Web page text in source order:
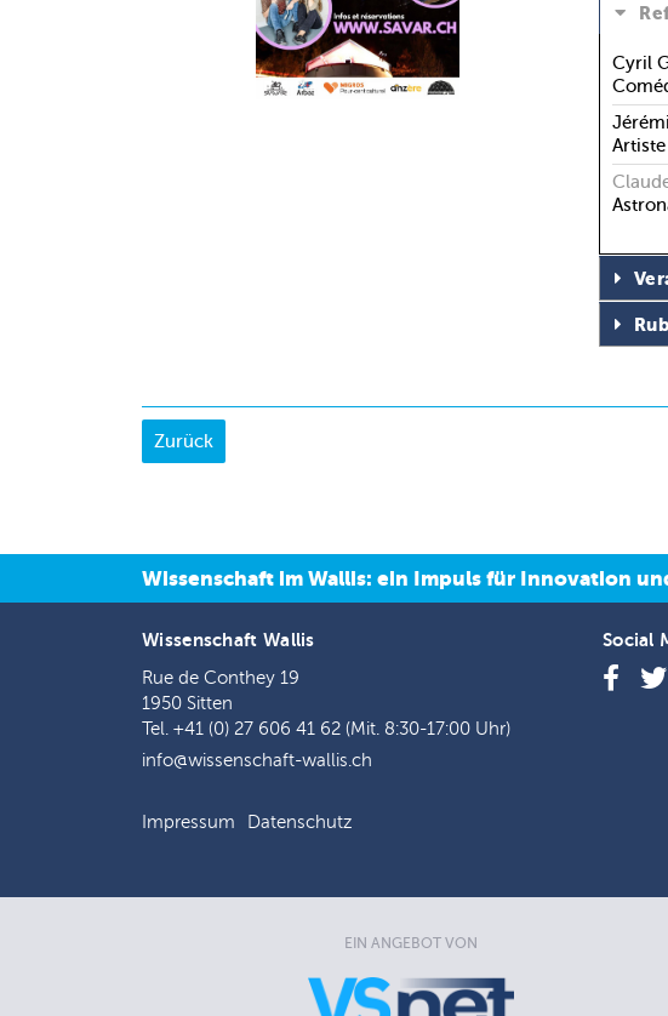
Cyril
Artiste
Wissenschaft im Wallis: ein Impuls für Innovation
Wissenschaft Wallis
Rue de Conthey 19
1950 Sitten
Tel. +41 (0) 27 606 41 62 (Mit. 8:30-17:00 Uhr)
info@wissenschaft-wallis.ch
Impressum Datenschutz
Social
EIN ANGEBOT VON